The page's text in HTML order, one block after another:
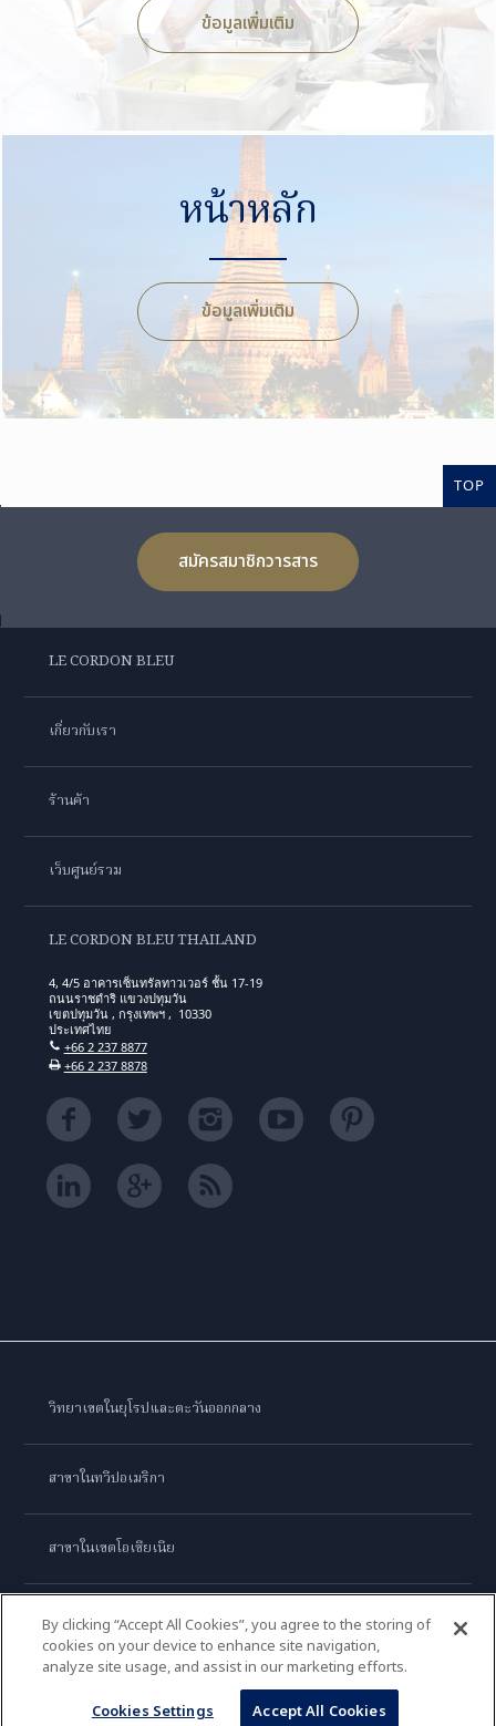
ข้อมูลเพิ่มเติม
หน้าหลัก
ข้อมูลเพิ่มเติม
TOP
สมัครสมาชิกวารสาร
LE CORDON BLEU
เกี่ยวกับเรา
ร้านค้า
เว็บศูนย์รวม
LE CORDON BLEU THAILAND
4, 4/5 อาคารเซ็นทรัลทาวเวอร์ ชั้น 17-19
ถนนราชดำริ แขวงปทุมวัน
เขตปทุมวัน , กรุงเทพฯ , 10330
ประเทศไทย
+66 2 237 8877
+66 2 237 8878
วิทยาเขตในยุโรปและตะวันออกกลาง
สาขาในทวีปอเมริกา
สาขาในเขตโอเชียเนีย
สาขาในทวีปเอเชีย
เลอ กอร์ดอง เบลอ อินเตอร์เนชั่นแนล
By clicking “Accept All Cookies”, you agree to the storing of
cookies on your device to enhance site navigation,
analyze site usage, and assist in our marketing efforts.
Cookies Settings
Accept All Cookies